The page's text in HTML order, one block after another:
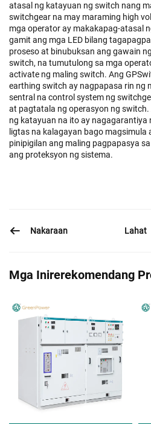
atasal ng katayuan ng switch nang
switchgear na may maraming high
mga operator ay makakapag-atasal
gamit ang mga LED bilang
proseso at binubuksan ang gawain
switch, na tumutulong sa mga
activate ng maling switch. Ang
earthing switch ay nagpapasa rin ng
sentral na control system ng
at pagtatala ng operasyon ng
ng katayuan na ito ay nagagarantiya
ligtas na kalagayan bago magsimula
pinipigilan ang maling pagpapasya
ang proteksyon ng sistema.
Nakaraan Lahat
Mga Inirerekomendang